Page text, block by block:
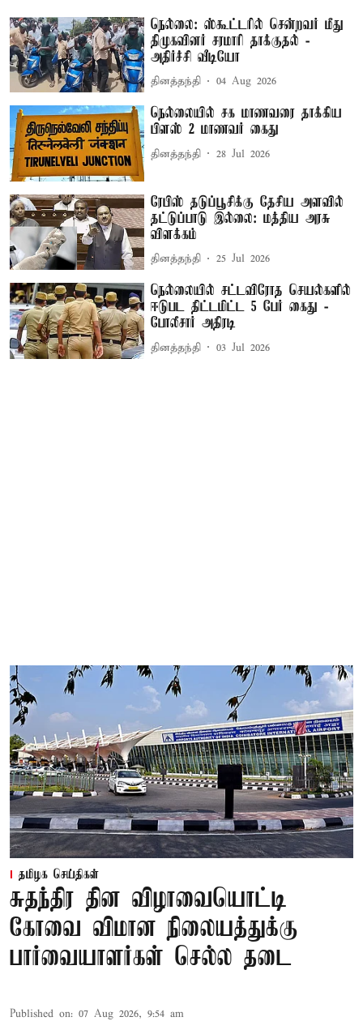
நெல்லை: ஸ்கூட்டரில் சென்றவர் மீது
திமுகவினர் சரமாரி தாக்குதல் -
அதிர்ச்சி வீடியோ
தினத்தந்தி 04 Aug 2026
நெல்லையில் சக மாணவரை தாக்கிய
பிளஸ் 2 மாணவர் கைது
தினத்தந்தி 28 Jul 2026
ரேபிஸ் தடுப்பூசிக்கு தேசிய அளவில்
தட்டுப்பாடு இல்லை: மத்திய அரசு
விளக்கம்
தினத்தந்தி 25 Jul 2026
நெல்லையில் சட்டவிரோத செயல்களில்
ஈடுபட திட்டமிட்ட 5 பேர் கைது -
போலீசார் அதிரடி
தினத்தந்தி 03 Jul 2026
தமிழக செய்திகள்
சுதந்திர தின விழாவையொட்டி
கோவை விமான நிலையத்துக்கு
பார்வையாளர்கள் செல்ல தடை
Published on: 07 Aug 2026, 9:54 am